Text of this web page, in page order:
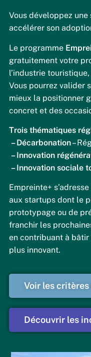
Vous développez
accélérer son
Le programme
gratuitement votre
l’industrie
Vous pourrez valider
mieux la positionner
concret et des
Trois thématiques
– Décarbonation–
– Innovation
– Innovation sociale
Empreinte+
aux startups dont le
prototypage ou de
franchir les
en contribuant à
plus innovant.
Voir les
Découvrir les